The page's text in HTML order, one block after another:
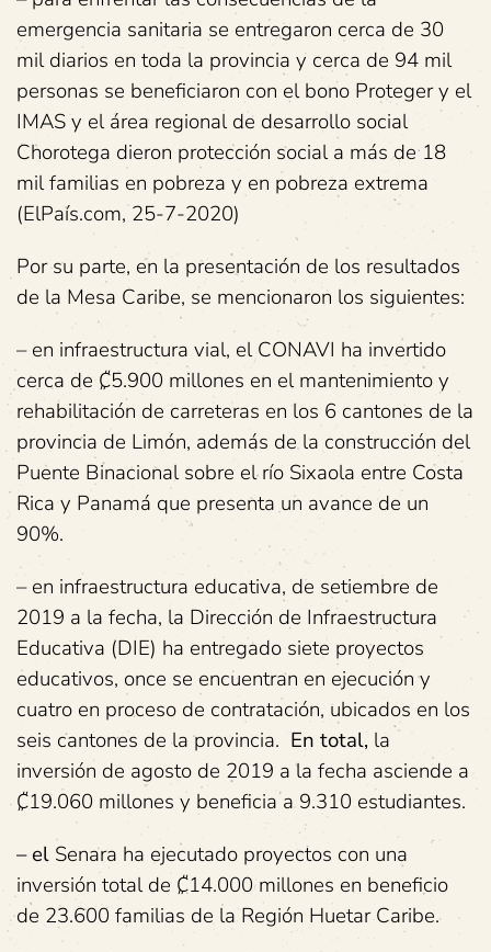
emergencia sanitaria se entregaron cerca de 30
mil diarios en toda la provincia y cerca de 94 mil
personas se beneficiaron con el bono Proteger y el
IMAS y el área regional de desarrollo social
Chorotega dieron protección social a más de 18
mil familias en pobreza y en pobreza extrema
(ElPaís.com, 25-7-2020)
Por su parte, en la presentación de los resultados
de la Mesa Caribe, se mencionaron los siguientes:
– en infraestructura vial, el CONAVI ha invertido
cerca de ₡5.900 millones en el mantenimiento y
rehabilitación de carreteras en los 6 cantones de la
provincia de Limón, además de la construcción del
Puente Binacional sobre el río Sixaola entre Costa
Rica y Panamá que presenta un avance de un
90%.
– en infraestructura educativa, de setiembre de
2019 a la fecha, la Dirección de Infraestructura
Educativa (DIE) ha entregado siete proyectos
educativos, once se encuentran en ejecución y
cuatro en proceso de contratación, ubicados en los
seis cantones de la provincia. En total, la
inversión de agosto de 2019 a la fecha asciende a
₡19.060 millones y beneficia a 9.310 estudiantes.
– el Senara ha ejecutado proyectos con una
inversión total de ₡14.000 millones en beneficio
de 23.600 familias de la Región Huetar Caribe.